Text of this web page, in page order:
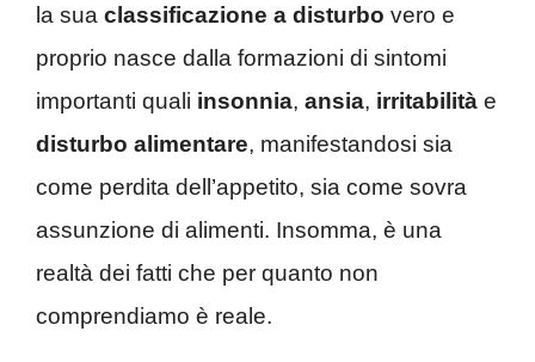
la sua classificazione a disturbo vero e
proprio nasce dalla formazioni di sintomi
importanti quali insonnia, ansia, irritabilità e
disturbo alimentare, manifestandosi sia
come perdita dell’appetito, sia come sovra
assunzione di alimenti. Insomma, è una
realtà dei fatti che per quanto non
comprendiamo è reale.